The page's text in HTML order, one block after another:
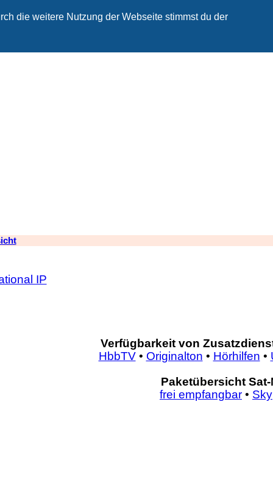
die weitere Nutzung der Webseite stimmst du der
IP
Verfügbarkeit von
HbbTV• Originalton • Hörhilfen •
Paketübersicht Sat-
frei empfangbar • Sky